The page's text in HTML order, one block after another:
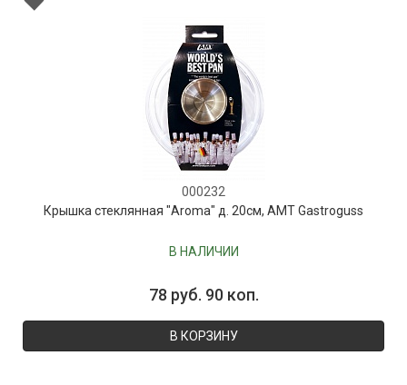
000232
Крышка стеклянная "Aroma" д. 20см, AMT Gastroguss
В НАЛИЧИИ
78 руб. 90 коп.
В КОРЗИНУ